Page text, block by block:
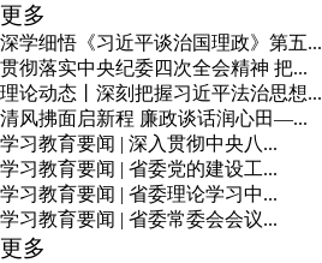
更多
深学细悟《习近平谈治国理政》第五...
贯彻落实中央纪委四次全会精神 把...
理论动态丨深刻把握习近平法治思想...
清风拂面启新程 廉政谈话润心田—...
学习教育要闻 | 深入贯彻中央八...
学习教育要闻 | 省委党的建设工...
学习教育要闻 | 省委理论学习中...
学习教育要闻 | 省委常委会会议...
更多